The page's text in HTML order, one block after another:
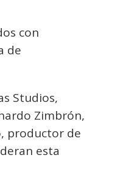
con
de
Studios,
Zimbrón,
productor de
esta